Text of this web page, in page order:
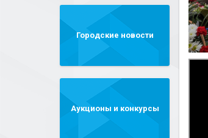
Городские новости
Аукционы и конкурсы